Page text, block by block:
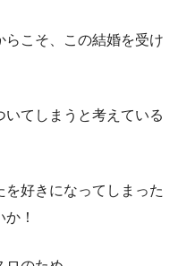
らこそ、この結婚を受け
てしまうと考えている
好きになってしまった
！